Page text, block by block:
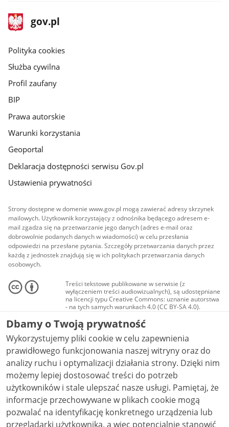
stopka
gov.pl
Strona
gov.pl
gov.pl
Polityka cookies
Służba cywilna
Profil zaufany
BIP
Prawa autorskie
Warunki korzystania
Geoportal
Deklaracja dostępności serwisu Gov.pl
Ustawienia prywatności
Strony dostępne w domenie www.gov.pl mogą zawierać adresy skrzynek
mailowych. Użytkownik korzystający z odnośnika będącego adresem e-
mail zgadza się na przetwarzanie jego danych (adres e-mail oraz
dobrowolnie podanych danych w wiadomości) w celu przesłania
odpowiedzi na przesłane pytania. Szczegóły przetwarzania danych przez
każdą z jednostek znajdują się w ich politykach przetwarzania danych
osobowych.
Treści tekstowe publikowane w serwisie (z
wyłączeniem treści audiowizualnych), są udostępniane
na licencji typu Creative Commons: uznanie autorstwa
- na tych samych warunkach 4.0 (CC BY-SA 4.0).
Materiały audiowizualne, w tym zdjęcia, materiały
audio i wideo, są udostępniane na licencji typu
Creative Commons: uznanie autorstwa użycie
niekomercyjne - bez utworów zależnych 4.0 (CC BY-
NC-ND 4.0), o ile nie jest to stwierdzone inaczej.
Dbamy o Twoją prywatność
Wykorzystujemy pliki cookie w celu zapewnienia
prawidłowego funkcjonowania naszej witryny oraz do
analizy ruchu i optymalizacji działania strony. Dzięki nim
możemy lepiej dostosować treści do potrzeb
użytkowników i stale ulepszać nasze usługi. Pamiętaj, że
informacje przechowywane w plikach cookie mogą
pozwalać na identyfikację konkretnego urządzenia lub
przeglądarki użytkownika, a więc potencjalnie stanowić